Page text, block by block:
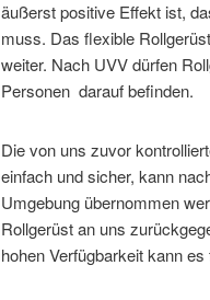
äußerst positive Effekt ist,
muss. Das flexible
weiter. Nach UVV dürfen
Personen darauf befinden.
Die von uns zuvor
einfach und sicher, kann
Umgebung übernommen
Rollgerüst an uns
hohen Verfügbarkeit kann